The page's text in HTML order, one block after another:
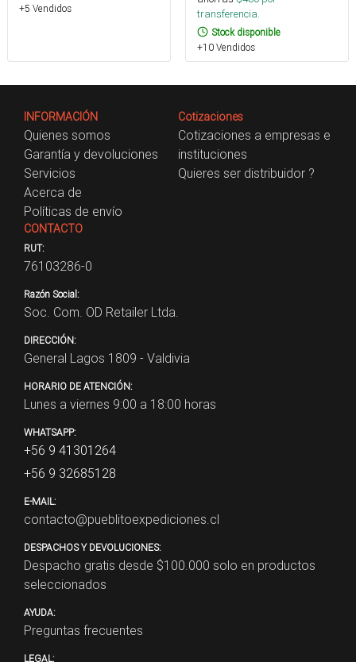
+5 Vendidos
transferencia.
Stock disponible
+10 Vendidos
INFORMACIÓN
Quienes somos
Garantía y devoluciones
Servicios
Acerca de
Políticas de envío
Cotizaciones
Cotizaciones a empresas e
instituciones
Quieres ser distribuidor ?
CONTACTO
RUT:
76103286-0
Razón Social:
Soc. Com. OD Retailer Ltda.
DIRECCIÓN:
General Lagos 1809 - Valdivia
HORARIO DE ATENCIÓN:
Lunes a viernes 9:00 a 18:00 horas
WHATSAPP:
+56 9 41301264
+56 9 32685128
E-MAIL:
contacto@pueblitoexpediciones.cl
DESPACHOS Y DEVOLUCIONES:
Despacho gratis desde $100.000 solo en productos
seleccionados
AYUDA:
Preguntas frecuentes
LEGAL: